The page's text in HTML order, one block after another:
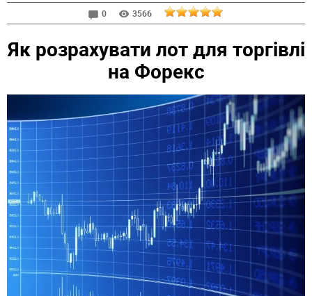
0
3566
Як розрахувати лот для торгівлі
на Форекс